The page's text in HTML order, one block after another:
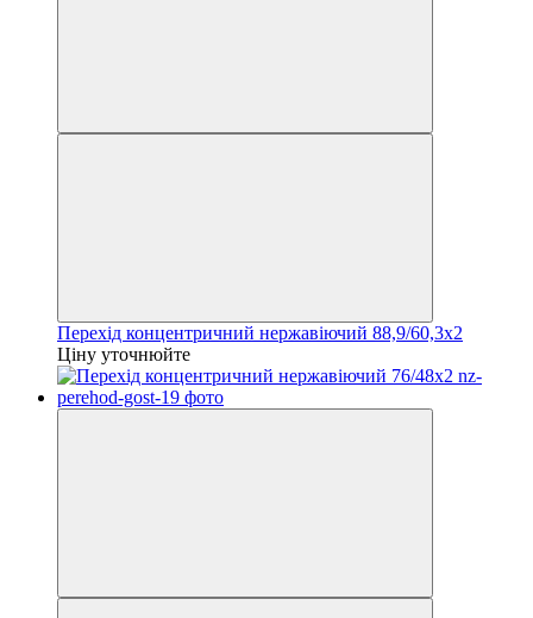
Перехід концентричний нержавіючий 88,9/60,3х2
Ціну уточнюйте